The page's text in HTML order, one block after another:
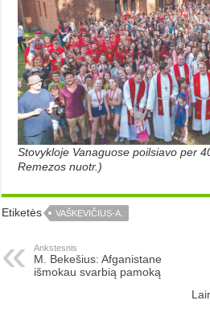
Stovykloje Vanaguose poilsiavo per
Remezos nuotr.)
Etiketės VAŠKEVIČIUS-A.
Ankstesnis
M. Bekešius: Afganistane
išmokau svarbią pamoką